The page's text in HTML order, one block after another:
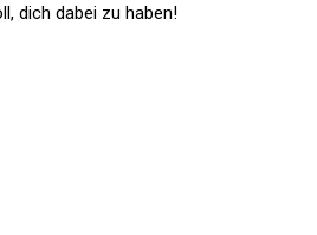
dich dabei zu haben!